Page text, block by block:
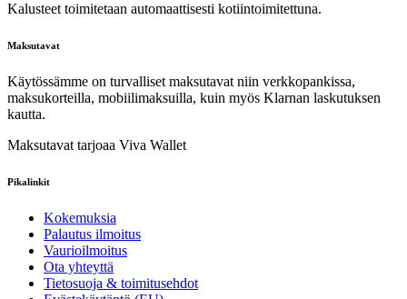
Kalusteet toimitetaan automaattisesti kotiintoimitettuna.
Maksutavat
Käytössämme on turvalliset maksutavat niin verkkopankissa,
maksukorteilla, mobiilimaksuilla, kuin myös Klarnan laskutuksen
kautta.
Maksutavat tarjoaa Viva Wallet
Pikalinkit
Kokemuksia
Palautus ilmoitus
Vaurioilmoitus
Ota yhteyttä
Tietosuoja & toimitusehdot